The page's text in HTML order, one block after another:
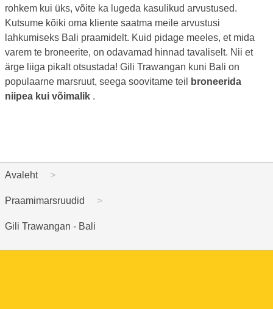
rohkem kui üks, võite ka lugeda kasulikud arvustused.
Kutsume kõiki oma kliente saatma meile arvustusi
lahkumiseks Bali praamidelt. Kuid pidage meeles, et mida
varem te broneerite, on odavamad hinnad tavaliselt. Nii et
ärge liiga pikalt otsustada! Gili Trawangan kuni Bali on
populaarne marsruut, seega soovitame teil
broneerida
niipea kui võimalik .
Avaleht
Praamimarsruudid
Gili Trawangan - Bali